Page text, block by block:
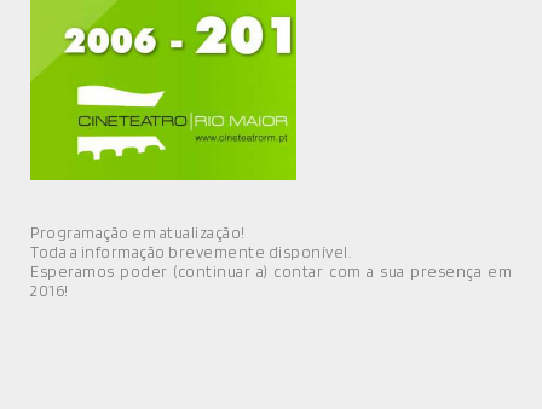
MÚSICA
DIVERSOS
NOTÍCIAS
AGENDA
Programação em atualização!
Toda a informação brevemente disponível.
Esperamos poder (continuar a) contar com a sua presença em
2016!